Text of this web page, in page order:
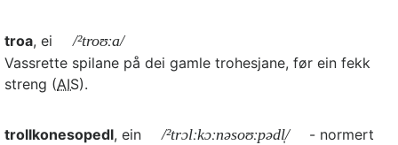
troa, ei
/²troʊːa/
Vassrette spilane på dei gamle trohesjane, før ein fekk
streng (AIS).
trollkonesopedl, ein /²trɔlːkɔːnəsoʊːpədl̩/
- normert